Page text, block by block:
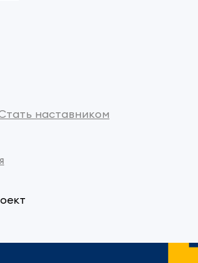
наставником